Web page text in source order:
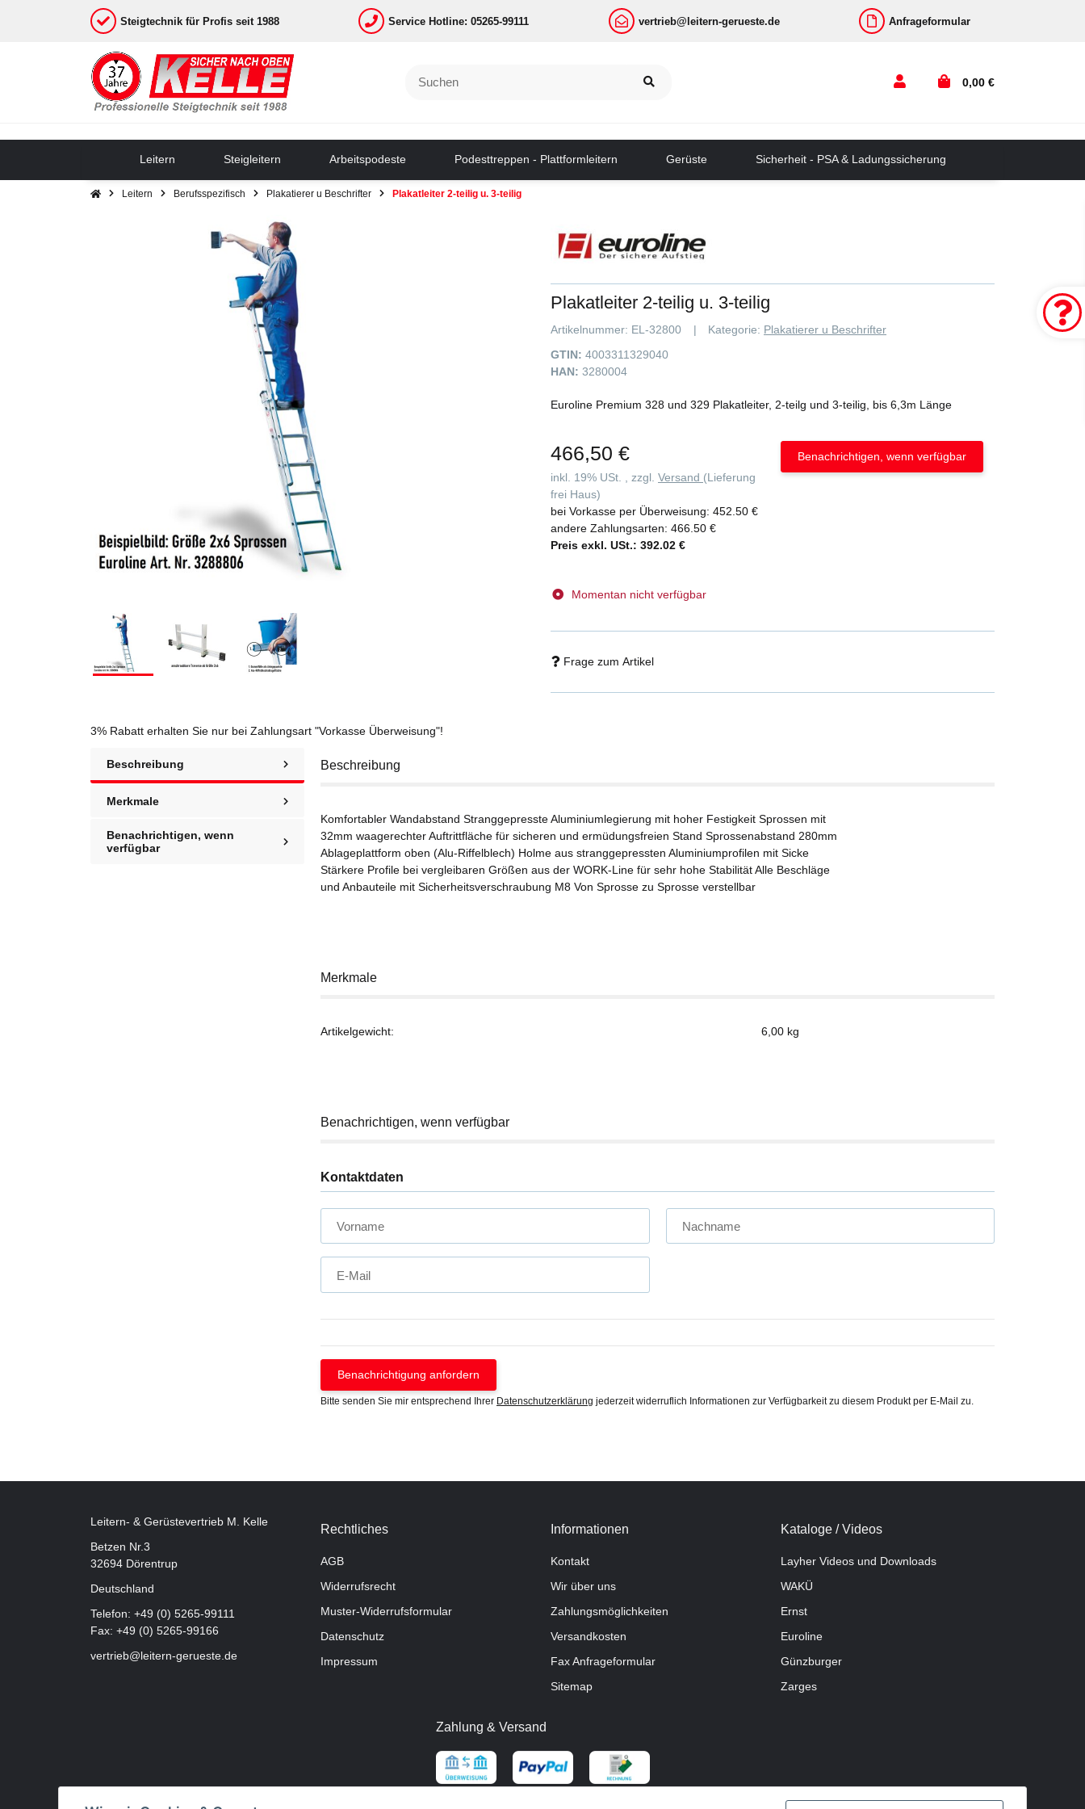
Steigtechnik für Profis seit 1988 Service Hotline: 05265-99111 vertrieb@leitern-gerueste.de Anfrageformular
0,00 €
Leitern Steigleitern Arbeitspodeste Podesttreppen - Plattformleitern Gerüste Sicherheit - PSA & Ladungssicherung
Leitern Berufsspezifisch Plakatierer u Beschrifter Plakatleiter 2-teilig u. 3-teilig
Plakatleiter 2-teilig u. 3-teilig
Artikelnummer: EL-32800 Kategorie: Plakatierer u Beschrifter
GTIN: 4003311329040
HAN: 3280004
Euroline Premium 328 und 329 Plakatleiter, 2-teilg und 3-teilig, bis 6,3m Länge
466,50 €
inkl. 19% USt. , zzgl. Versand (Lieferung
frei Haus)
bei Vorkasse per Überweisung: 452.50 €
andere Zahlungsarten: 466.50 €
Preis exkl. USt.: 392.02 €
Momentan nicht verfügbar
Benachrichtigen, wenn verfügbar
Frage zum Artikel
3% Rabatt erhalten Sie nur bei Zahlungsart "Vorkasse Überweisung"!
Beschreibung
Merkmale
Benachrichtigen, wenn
verfügbar
Beschreibung
Komfortabler Wandabstand Stranggepresste Aluminiumlegierung mit hoher Festigkeit Sprossen mit
32mm waagerechter Auftrittfläche für sicheren und ermüdungsfreien Stand Sprossenabstand 280mm
Ablageplattform oben (Alu-Riffelblech) Holme aus stranggepressten Aluminiumprofilen mit Sicke
Stärkere Profile bei vergleibaren Größen aus der WORK-Line für sehr hohe Stabilität Alle Beschläge
und Anbauteile mit Sicherheitsverschraubung M8 Von Sprosse zu Sprosse verstellbar
Merkmale
Artikelgewicht: 6,00 kg
Benachrichtigen, wenn verfügbar
Kontaktdaten
Vorname Nachname
E-Mail
Benachrichtigung anfordern
Bitte senden Sie mir entsprechend Ihrer Datenschutzerklärung jederzeit widerruflich Informationen zur Verfügbarkeit zu diesem Produkt per E-Mail zu.
Leitern- & Gerüstevertrieb M. Kelle
Betzen Nr.3
32694 Dörentrup
Deutschland
Telefon: +49 (0) 5265-99111
Fax: +49 (0) 5265-99166
vertrieb@leitern-gerueste.de
Rechtliches
AGB
Widerrufsrecht
Muster-Widerrufsformular
Datenschutz
Impressum
Informationen
Kontakt
Wir über uns
Zahlungsmöglichkeiten
Versandkosten
Fax Anfrageformular
Sitemap
Kataloge / Videos
Layher Videos und Downloads
WAKÜ
Ernst
Euroline
Günzburger
Zarges
Zahlung & Versand